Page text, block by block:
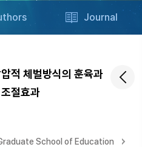
Journal
적 체벌방식의 훈육과
절효과
School of Education